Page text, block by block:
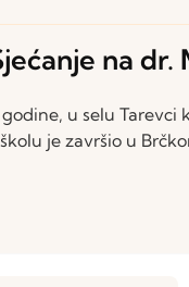
na dr.
u selu
je završio u